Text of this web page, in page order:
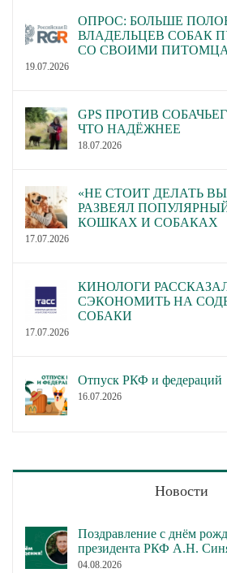
ОПРОС: БОЛЬШЕ
ВЛАДЕЛЬЦЕВ СОБАК
СО СВОИМИ
19.07.2026
GPS ПРОТИВ
ЧТО НАДЁЖНЕЕ
18.07.2026
«НЕ СТОИТ ДЕЛАТЬ
РАЗВЕЯЛ
КОШКАХ И СОБАКАХ
17.07.2026
КИНОЛОГИ
СЭКОНОМИТЬ НА
СОБАКИ
17.07.2026
Отпуск РКФ и федераций
16.07.2026
Новости
Поздравление с днём
президента РКФ А.Н.
04.08.2026